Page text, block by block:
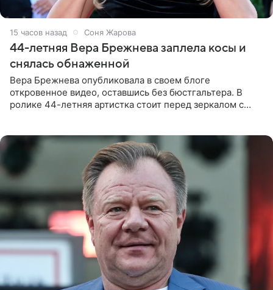
15 часов назад Соня Жарова
44-летняя Вера Брежнева заплела косы и
снялась обнаженной
Вера Брежнева опубликовала в своем блоге
откровенное видео, оставшись без бюстгальтера. В
ролике 44-летняя артистка стоит перед зеркалом с